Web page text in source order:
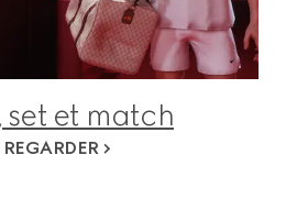
set et match
REGARDER